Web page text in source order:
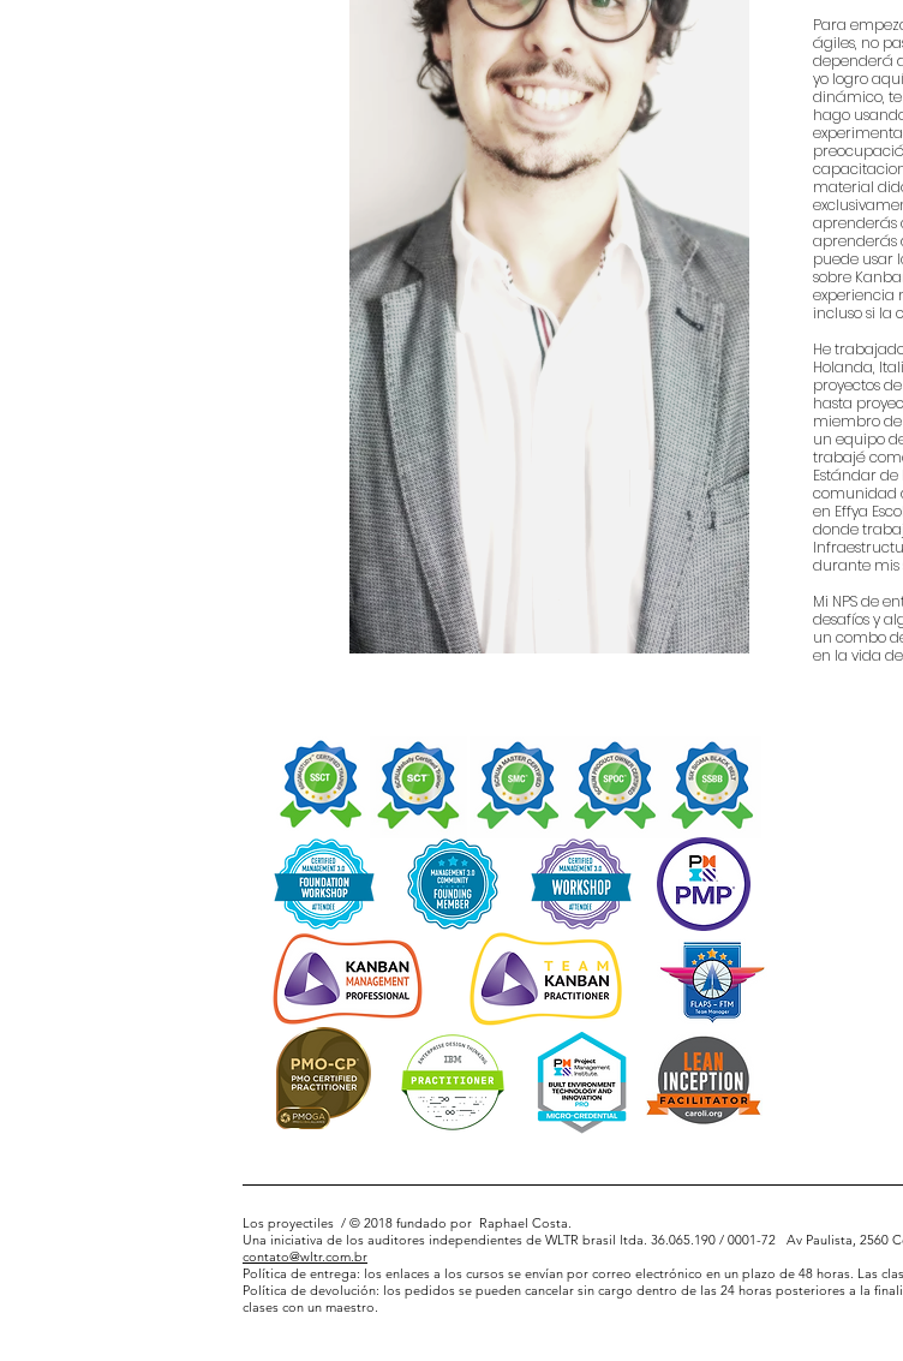
Para
ágiles, no
dependerá
yo logro
dinámico, te
hago
material
aprenderás
aprenderás
puede usar
sobre
experiencia
incluso si la
He
Holanda,
proyectos
hasta
miembro de
un equipo
trabajé
Estándar
comunidad
en Effya
donde
durante mis
Mi NPS de
desafíos y
un combo
en la vida
Los proyectiles / © 2018 fundado por Raphael Costa.
Una iniciativa de los auditores independientes de WLTR brasil ltda. 36.065.190 / 0001-72
Av Paulista, 2560
contato@wltr.com.br
Política de entrega: los enlaces a los cursos se envían por correo electrónico en un plazo de 48 horas. Las
Política de devolución: los pedidos se pueden cancelar sin cargo dentro de las 24 horas posteriores a la
clases con un maestro.